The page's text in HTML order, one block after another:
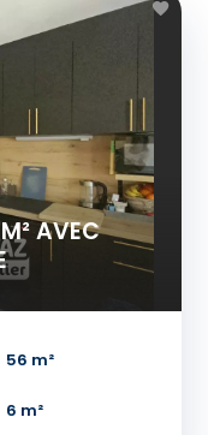
AVEC
56 m²
6 m²